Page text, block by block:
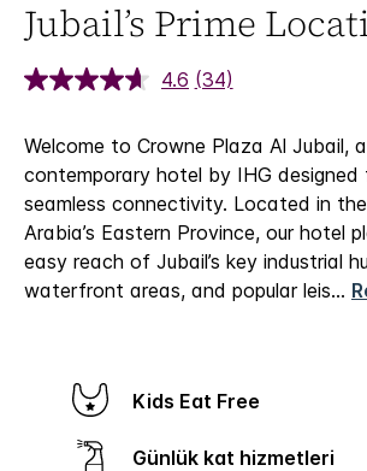
Jubail’s Prime
4.6 (34)
Welcome to Crowne Plaza Al Jubail,
contemporary hotel by IHG
seamless connectivity. Located in
Arabia’s Eastern Province, our hotel
easy reach of Jubail’s key industrial
waterfront areas, and popular leis...
Kids Eat Free
Günlük kat hizmetleri